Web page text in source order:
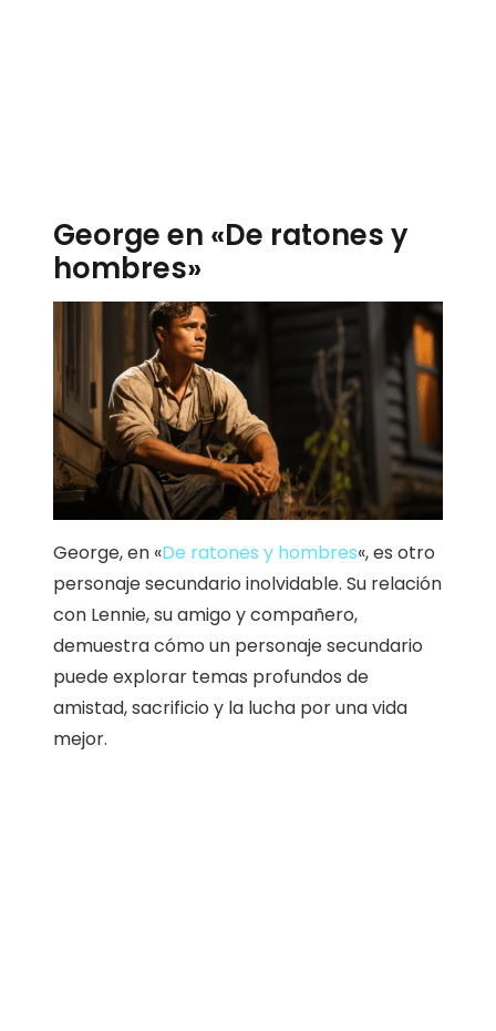
George en «De ratones y
hombres»
George, en «De ratones y hombres«, es otro
personaje secundario inolvidable. Su relación
con Lennie, su amigo y compañero,
demuestra cómo un personaje secundario
puede explorar temas profundos de
amistad, sacrificio y la lucha por una vida
mejor.